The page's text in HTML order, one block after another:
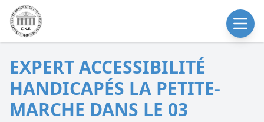
EXPERT ACCESSIBILITÉ
HANDICAPÉS LA PETITE-
MARCHE DANS LE 03